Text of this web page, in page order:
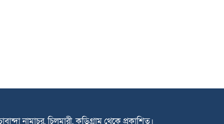
নামাচর, চিলমারী, কুড়িগ্রাম থেকে প্রকাশিত।